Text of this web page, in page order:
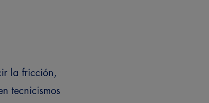
la fricción,
tecnicismos